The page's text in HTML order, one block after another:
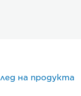
на продукта